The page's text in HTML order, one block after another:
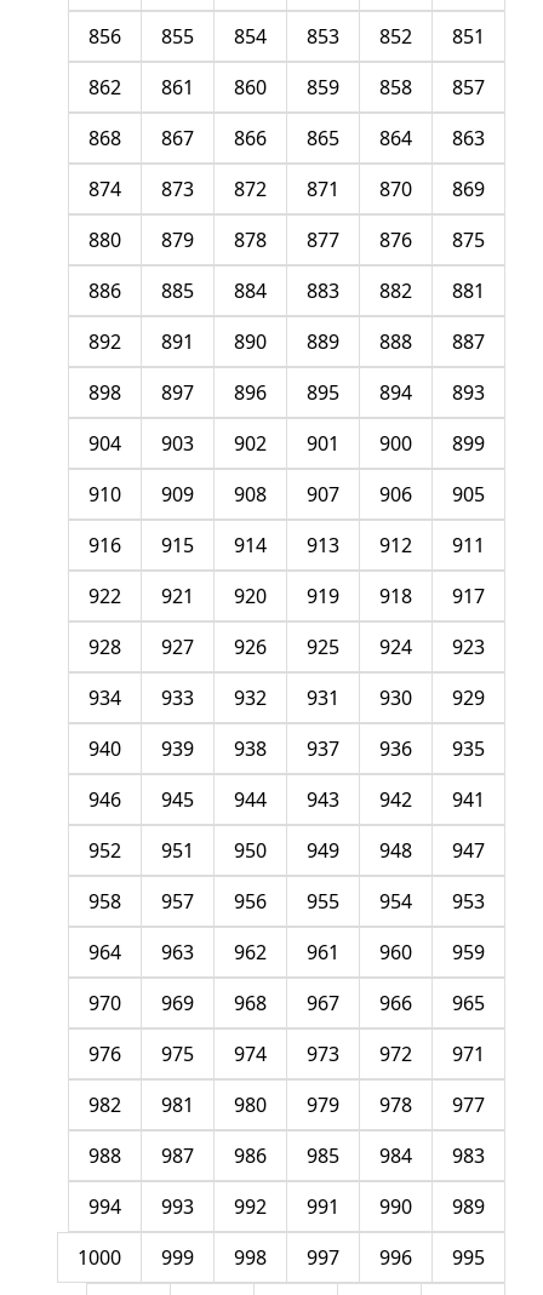
851
852
853
854
855
856
857
858
859
860
861
862
863
864
865
866
867
868
869
870
871
872
873
874
875
876
877
878
879
880
881
882
883
884
885
886
887
888
889
890
891
892
893
894
895
896
897
898
899
900
901
902
903
904
905
906
907
908
909
910
911
912
913
914
915
916
917
918
919
920
921
922
923
924
925
926
927
928
929
930
931
932
933
934
935
936
937
938
939
940
941
942
943
944
945
946
947
948
949
950
951
952
953
954
955
956
957
958
959
960
961
962
963
964
965
966
967
968
969
970
971
972
973
974
975
976
977
978
979
980
981
982
983
984
985
986
987
988
989
990
991
992
993
994
995
996
997
998
999
1000